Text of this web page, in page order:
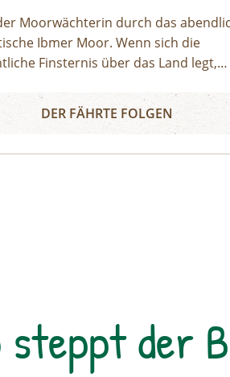
Moorwächterin durch das
Ibmer Moor. Wenn sich die
Finsternis über das Land legt,
größten Moorkomplex Österreichs
seltene Tiere und Pflanzen ideale
und Moorgeister
DER FÄHRTE FOLGEN
steppt der